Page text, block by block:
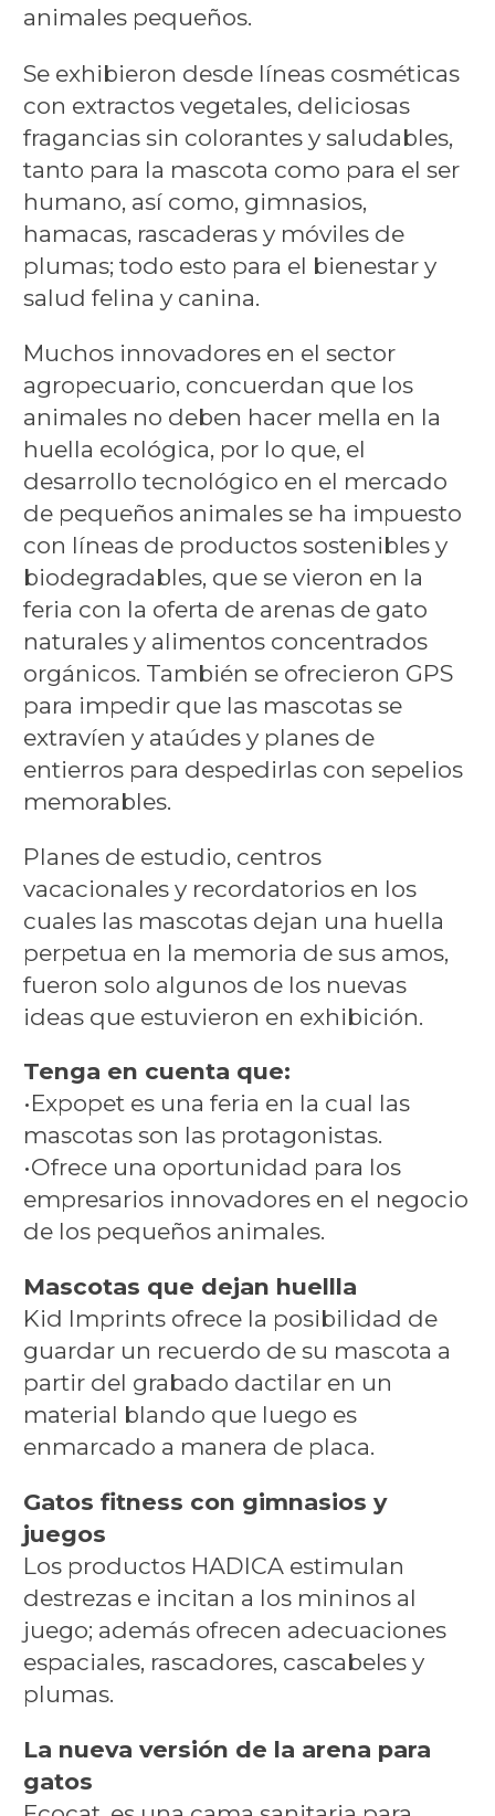
animales pequeños.
Se exhibieron desde líneas cosméticas
con extractos vegetales, deliciosas
fragancias sin colorantes y saludables,
tanto para la mascota como para el ser
humano, así como, gimnasios,
hamacas, rascaderas y móviles de
plumas; todo esto para el bienestar y
salud felina y canina.
Muchos innovadores en el sector
agropecuario, concuerdan que los
animales no deben hacer mella en la
huella ecológica, por lo que, el
desarrollo tecnológico en el mercado
de pequeños animales se ha impuesto
con líneas de productos sostenibles y
biodegradables, que se vieron en la
feria con la oferta de arenas de gato
naturales y alimentos concentrados
orgánicos. También se ofrecieron GPS
para impedir que las mascotas se
extravíen y ataúdes y planes de
entierros para despedirlas con sepelios
memorables.
Planes de estudio, centros
vacacionales y recordatorios en los
cuales las mascotas dejan una huella
perpetua en la memoria de sus amos,
fueron solo algunos de los nuevas
ideas que estuvieron en exhibición.
Tenga en cuenta que:
•Expopet es una feria en la cual las
mascotas son las protagonistas.
•Ofrece una oportunidad para los
empresarios innovadores en el negocio
de los pequeños animales.
Mascotas que dejan huellla
Kid Imprints ofrece la posibilidad de
guardar un recuerdo de su mascota a
partir del grabado dactilar en un
material blando que luego es
enmarcado a manera de placa.
Gatos fitness con gimnasios y
juegos
Los productos HADICA estimulan
destrezas e incitan a los mininos al
juego; además ofrecen adecuaciones
espaciales, rascadores, cascabeles y
plumas.
La nueva versión de la arena para
gatos